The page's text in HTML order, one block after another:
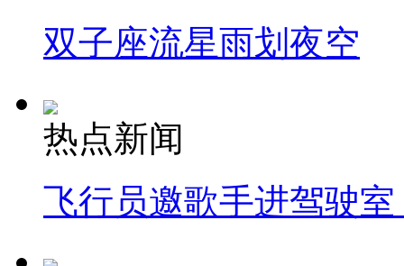
双子座流星雨划夜空
热点新闻
飞行员邀歌手进驾驶